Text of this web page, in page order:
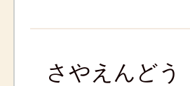
さやえんどう